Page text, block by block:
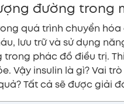
đường trong
quá trình chuyển
lưu trữ và sử dụng
phác đồ điều trị.
Vậy insulin là gì? Vai
Tất cả sẽ được giải